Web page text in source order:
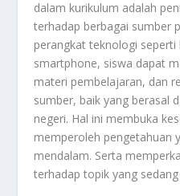
dalam kurikulum adalah
terhadap berbagai sumber
perangkat teknologi
smartphone, siswa dapat
materi pembelajaran, dan
sumber, baik yang berasal
negeri. Hal ini membuka
memperoleh pengetahuan
mendalam. Serta
terhadap topik yang